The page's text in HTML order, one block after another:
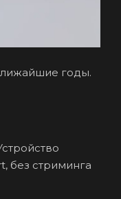
годы.
без стриминга